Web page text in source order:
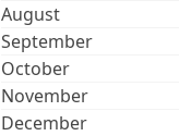
August
September
October
November
December